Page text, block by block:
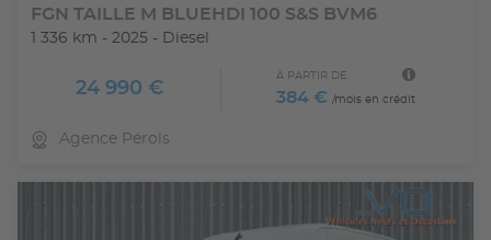
FGN TAILLE M BLUEHDI 100 S&S BVM6
1 336 km - 2025 - Diesel
24 990 €
À PARTIR DE
384 € /mois en crédit
Agence Pérols